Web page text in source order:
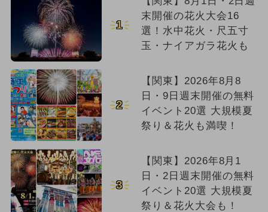
1
末開催の花火大会16
選！水中花火・尺五寸
玉・ナイアガラ花火も
2
【関東】2026年8月8
日・9日週末開催の無料
イベント20選 大規模夏
祭り＆花火も満喫！
3
【関東】2026年8月1
日・2日週末開催の無料
イベント20選 大規模夏
祭り＆花火大会も！